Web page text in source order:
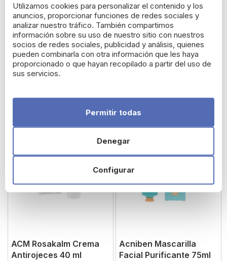
ACM Novophane
Chronic Loción Anti-
caída 100 ml
23,61 €
ACM Rosakalm Agua
Micelar Limpiadora 250
ml
ACM Rosakalm Crema
Antirojeces 40 ml
Acniben Mascarilla
Facial Purificante 75ml
Utilizamos cookies para personalizar el contenido y los
anuncios, proporcionar funciones de redes sociales y
analizar nuestro tráfico. También compartimos
información sobre su uso de nuestro sitio con nuestros
socios de redes sociales, publicidad y análisis, quienes
pueden combinarla con otra información que les haya
proporcionado o que hayan recopilado a partir del uso de
sus servicios.
Configurar
Denegar
Permitir todas